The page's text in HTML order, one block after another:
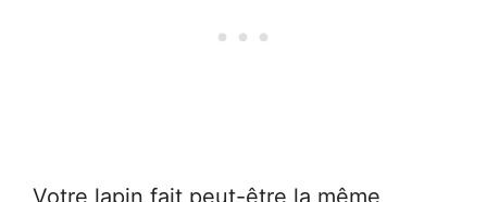
Votre lapin fait peut-être la même